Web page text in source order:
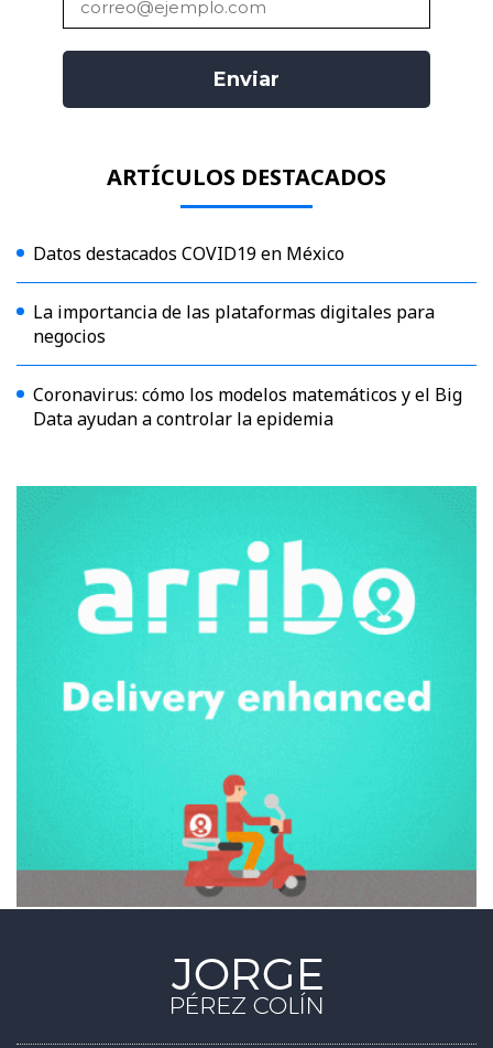
ARTÍCULOS DESTACADOS
Datos destacados COVID19 en México
La importancia de las plataformas digitales para
negocios
Coronavirus: cómo los modelos matemáticos y el Big
Data ayudan a controlar la epidemia